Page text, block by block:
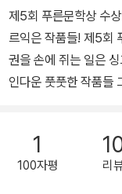
제5회 푸른문학상 수상 동화집 -신인답게 풋풋한,
르익은 작품들! 제5회 푸른문학상 <새로운 작가상> 수상 동화집 한
권을 손에 쥐는 일은
인다운 풋풋한 작품들
여 준다. 표제작 「지
기도 한 철수와 명수
명수는 둘 다 엄마가
1
100자평 리